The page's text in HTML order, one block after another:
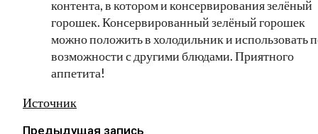
контента, в котором и консервирования зелёный
горошек. Консервированный зелёный горошек
можно положить в холодильник и использовать
возможности с другими блюдами. Приятного
аппетита!
Источник
Предыдущая запись